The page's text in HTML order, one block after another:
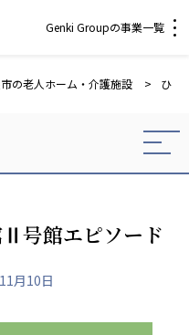
Genki Groupの事業一覧
の老人ホーム・介護施設 >
ひ
号館エピソード
月10日